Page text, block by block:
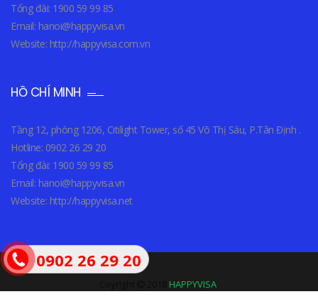
0902 26 29 20
Tổng đài: 1900 59 99 85
Email: hanoi@happyvisa.vn
Website: http://happyvisa.com.vn
HỒ CHÍ MINH
Tầng 12, phòng 1206, Citilight Tower, số 45 Võ Thị Sáu, P.Tân Định .
Hotline: 0902 26 29 20
Tổng đài: 1900 59 99 85
Email: hanoi@happyvisa.vn
Website: http://happyvisa.net
HAPPYVISA